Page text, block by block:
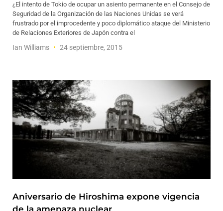
¿El intento de Tokio de ocupar un asiento permanente en el Consejo de
Seguridad de la Organización de las Naciones Unidas se verá
frustrado por el improcedente y poco diplomático ataque del Ministerio
de Relaciones Exteriores de Japón contra el
Ian Williams 24 septiembre, 2015
Aniversario de Hiroshima expone vigencia
de la amenaza nuclear